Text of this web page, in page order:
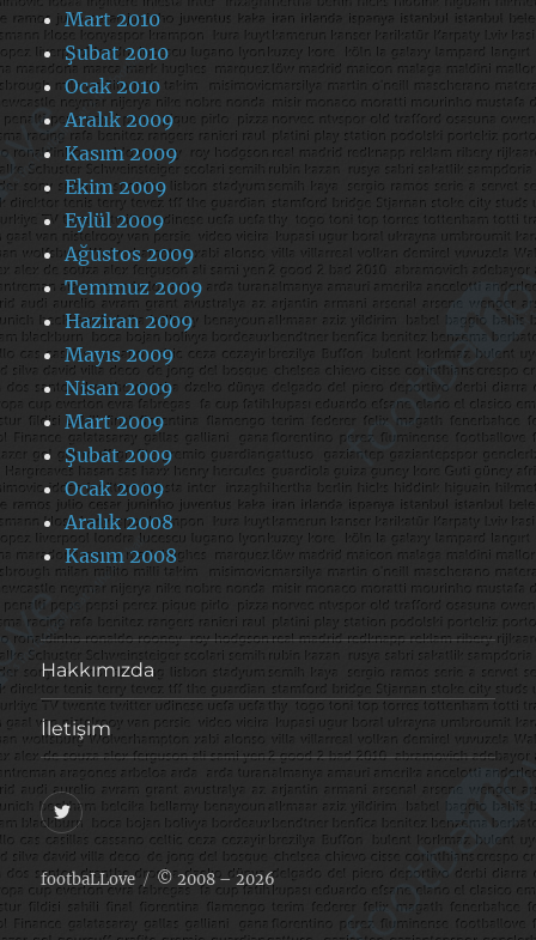
Mart 2010
Şubat 2010
Ocak 2010
Aralık 2009
Kasım 2009
Ekim 2009
Eylül 2009
Ağustos 2009
Temmuz 2009
Haziran 2009
Mayıs 2009
Nisan 2009
Mart 2009
Şubat 2009
Ocak 2009
Aralık 2008
Kasım 2008
Hakkımızda
İletişim
@footballove
footbaLLove © 2008 – 2026